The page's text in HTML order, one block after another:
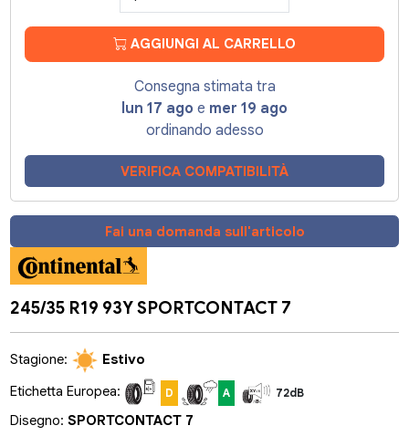
AGGIUNGI AL CARRELLO
Consegna stimata tra
lun 17 ago e mer 19 ago
ordinando adesso
VERIFICA COMPATIBILITÀ
Fai una domanda sull'articolo
245/35 R19 93Y SPORTCONTACT 7
Stagione:
Estivo
Etichetta Europea:
D A 72dB
Disegno:SPORTCONTACT 7